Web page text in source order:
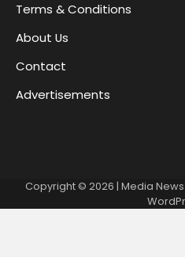
Terms & Conditions
About Us
Contact
Advertisements
Copyright © 2026 | Media